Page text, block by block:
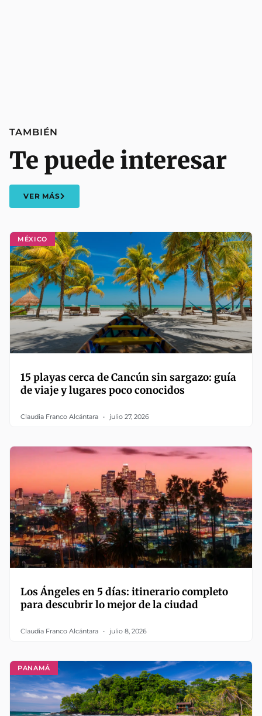
MÉXICO
15 playas cerca de Cancún sin sargazo: guía
de viaje y lugares poco conocidos
Claudia Franco Alcántara julio 27, 2026
Los Ángeles en 5 días: itinerario completo
para descubrir lo mejor de la ciudad
Claudia Franco Alcántara julio 8, 2026
PANAMÁ
TAMBIÉN
Te puede interesar
VER MÁS